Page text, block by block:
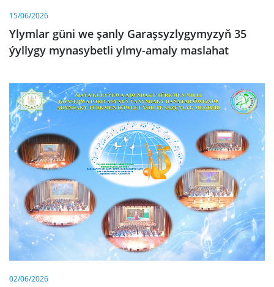
15/06/2026
Ylymlar güni we şanly Garaşsyzlygymyzyň 35
ýyllygy mynasybetli ylmy-amaly maslahat
02/06/2026